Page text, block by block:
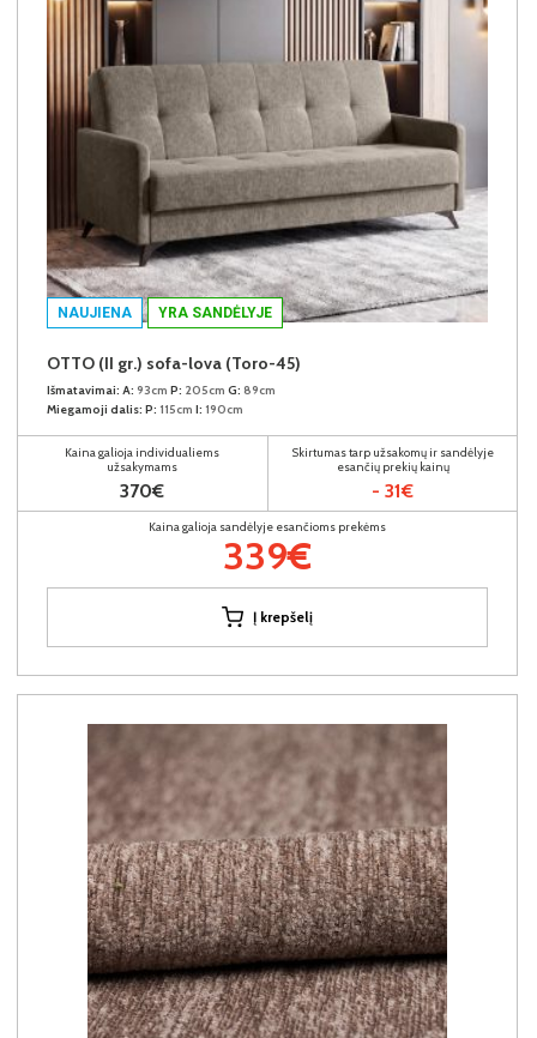
NAUJIENA YRA SANDĖLYJE
OTTO (II gr.) sofa-lova (Toro-45)
Išmatavimai: A: 93cm P: 205cm G: 89cm
Miegamoji dalis: P: 115cm I: 190cm
Kaina galioja individualiems
užsakymams
370€
Skirtumas tarp užsakomų ir sandėlyje
esančių prekių kainų
- 31€
Kaina galioja sandėlyje esančioms prekėms
339€
Į krepšelį